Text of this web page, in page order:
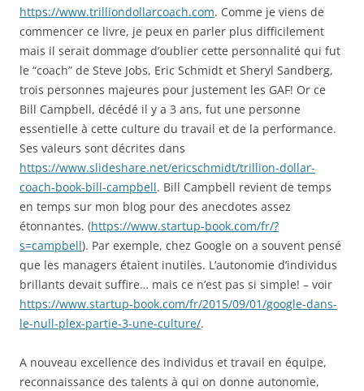
https://www.trilliondollarcoach.com. Comme je viens de
commencer ce livre, je peux en parler plus difficilement
mais il serait dommage d’oublier cette personnalité qui fut
le “coach” de Steve Jobs, Eric Schmidt et Sheryl Sandberg,
trois personnes majeures pour justement les GAF! Or ce
Bill Campbell, décédé il y a 3 ans, fut une personne
essentielle à cette culture du travail et de la performance.
Ses valeurs sont décrites dans
https://www.slideshare.net/ericschmidt/trillion-dollar-
coach-book-bill-campbell. Bill Campbell revient de temps
en temps sur mon blog pour des anecdotes assez
étonnantes. (https://www.startup-book.com/fr/?
s=campbell). Par exemple, chez Google on a souvent pensé
que les managers étaient inutiles. L’autonomie d’individus
brillants devait suffire… mais ce n’est pas si simple! – voir
https://www.startup-book.com/fr/2015/09/01/google-dans-
le-null-plex-partie-3-une-culture/.
A nouveau excellence des individus et travail en équipe,
reconnaissance des talents à qui on donne autonomie,